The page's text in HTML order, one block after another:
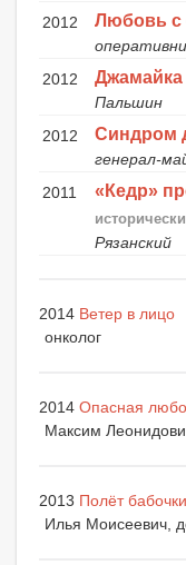
2012
Любовь с
2012
Джамайка
Пальшин
2012
Синдром
генерал-
2011
«Кедр»
Рязанский
2014 Ветер в лицо
онколог
2014 Опасная
Максим
2013 Полёт бабочки
Илья Моисеевич,